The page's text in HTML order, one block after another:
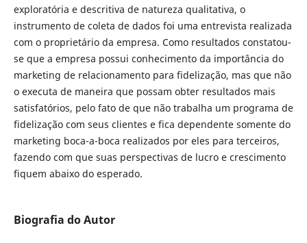
exploratória e descritiva de natureza qualitativa, o
instrumento de coleta de dados foi uma entrevista realizada
com o proprietário da empresa. Como resultados constatou-
se que a empresa possui conhecimento da importância do
marketing de relacionamento para fidelização, mas que não
o executa de maneira que possam obter resultados mais
satisfatórios, pelo fato de que não trabalha um programa de
fidelização com seus clientes e fica dependente somente do
marketing boca-a-boca realizados por eles para terceiros,
fazendo com que suas perspectivas de lucro e crescimento
fiquem abaixo do esperado.
Biografia do Autor